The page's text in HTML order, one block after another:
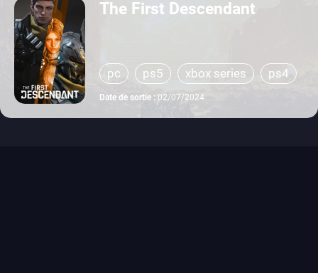
The First Descendant
pc ps5 xbox series
ps4
xbox one
Date de sortie : 02/07/2024